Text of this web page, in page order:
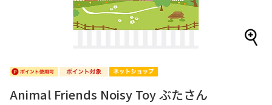
Animal Friends Noisy Toy ぶたさん